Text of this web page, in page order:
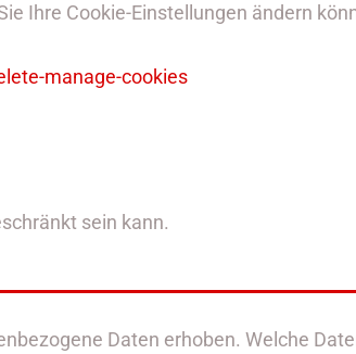
Ihre Cookie-Einstellungen ändern
manage-cookies
sein kann.
Daten erhoben. Welche